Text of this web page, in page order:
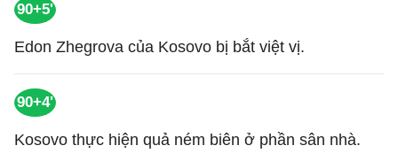
90+5'
Edon Zhegrova của Kosovo bị bắt việt vị.
90+4'
Kosovo thực hiện quả ném biên ở phần sân nhà.